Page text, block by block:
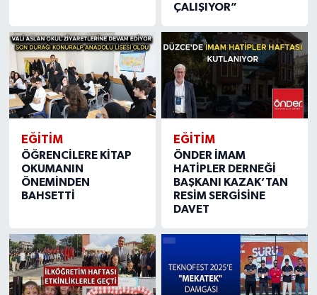
ÇALIŞIYOR”
EĞİTİM
ÖĞRENCİLERE KİTAP
OKUMANIN
ÖNEMİNDEN
BAHSETTİ
EĞİTİM
ÖNDER İMAM
HATİPLER DERNEĞİ
BAŞKANI KAZAK’TAN
RESİM SERGİSİNE
DAVET